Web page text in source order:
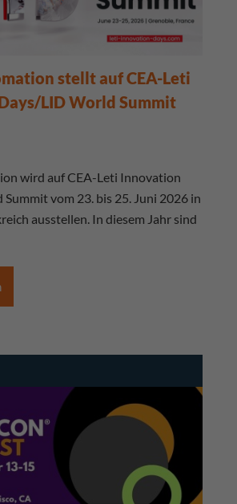
stellt auf CEA-Leti
LID World Summit
wird auf CEA-Leti Innovation
vom 23. bis 25. Juni 2026 in
ausstellen. In diesem Jahr sind